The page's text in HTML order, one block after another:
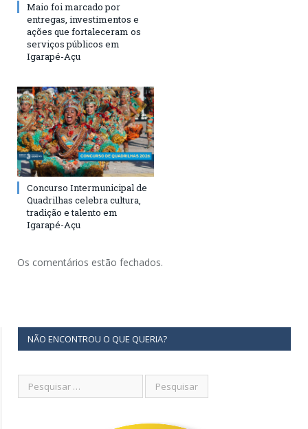
Maio foi marcado por
entregas, investimentos e
ações que fortaleceram os
serviços públicos em
Igarapé-Açu
Concurso Intermunicipal de
Quadrilhas celebra cultura,
tradição e talento em
Igarapé-Açu
Os comentários estão fechados.
NÃO ENCONTROU O QUE QUERIA?